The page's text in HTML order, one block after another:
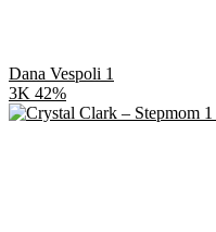
Dana Vespoli 1
3K 42%